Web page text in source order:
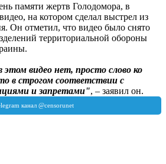
памяти жертв Голодомора, в
на котором сделал выстрел из
Он отметил, что видео было снято
территориальной обороны
этом видео нет, просто слово ко
в строгом соответствии с
и запретами", – заявил он.